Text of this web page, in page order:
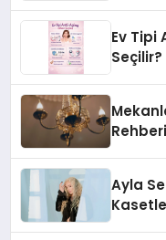
Ev Tipi
Rehberi
Ayla